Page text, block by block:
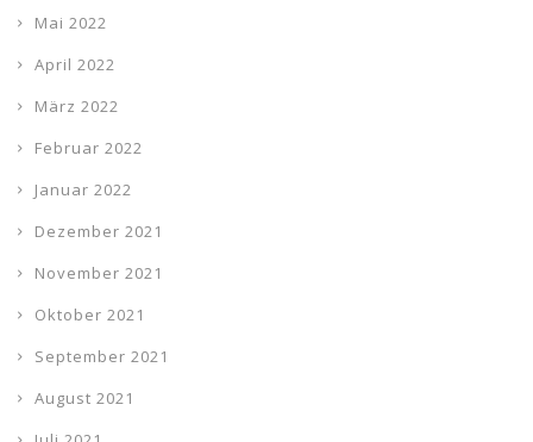
Mai 2022
April 2022
März 2022
Februar 2022
Januar 2022
Dezember 2021
November 2021
Oktober 2021
September 2021
August 2021